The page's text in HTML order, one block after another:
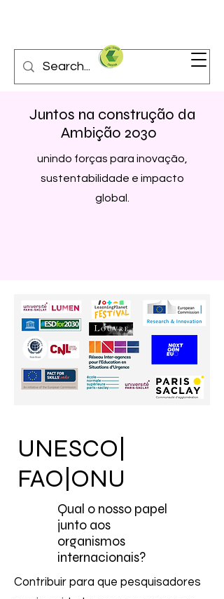
Juntos na construção da
Ambição 2030
unindo forças para inovação,
sustentabilidade e impacto
global.
UNESCO|
FAO|ONU
Qual o nosso papel
junto aos
organismos
internacionais?
Contribuir para que pesquisadores